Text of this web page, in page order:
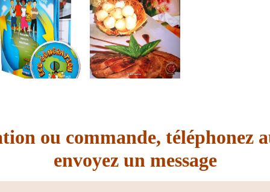
ou commande, téléphonez
envoyez un message